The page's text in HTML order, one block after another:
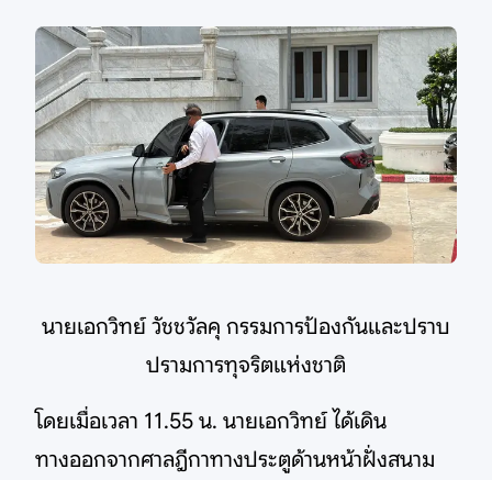
นายเอกวิทย์ วัชชวัลคุ กรรมการป้องกันและปราบ
ปรามการทุจริตแห่งชาติ
โดยเมื่อเวลา 11.55 น. นายเอกวิทย์ ได้เดิน
ทางออกจากศาลฎีกาทางประตูด้านหน้าฝั่งสนาม